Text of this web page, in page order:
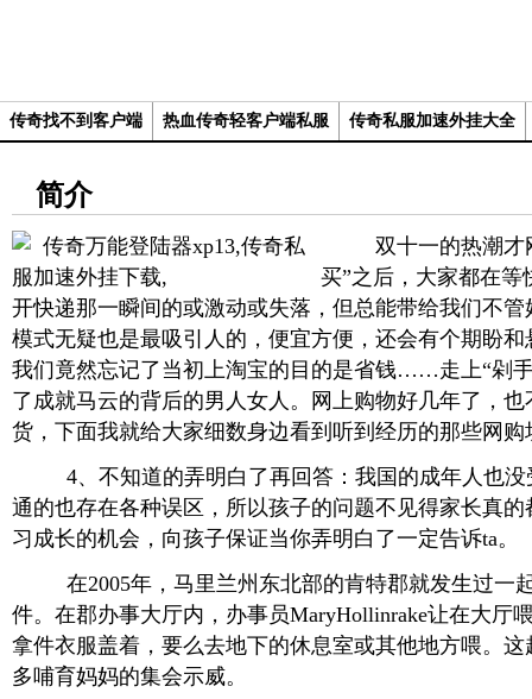
传奇找不到客户端 热血传奇轻客户端私服 传奇私服加速外挂大全
简介
双十一的热潮才
买”之后，大家都在
开快递那一瞬间的或激动或失落，但总能带给我们不
模式无疑也是最吸引人的，便宜方便，还会有个期盼
我们竟然忘记了当初上淘宝的目的是省钱……走上“剁
了成就马云的背后的男人女人。网上购物好几年了，
货，下面我就给大家细数身边看到听到经历的那些网购
4、不知道的弄明白了再回答：我国的成年人也没
通的也存在各种误区，所以孩子的问题不见得家长真
习成长的机会，向孩子保证当你弄明白了一定告诉ta。
在2005年，马里兰州东北部的肯特郡就发生过一
件。在郡办事大厅内，办事员MaryHollinrake让在大厅
拿件衣服盖着，要么去地下的休息室或其他地方喂。
多哺育妈妈的集会示威。